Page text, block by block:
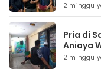
2 minggu
Pria di
Aniaya
2 minggu